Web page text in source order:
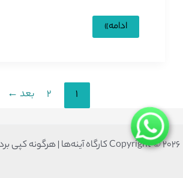
شیشه
خم
ادامه»
1
2 بعد ←
Copyright © 2026 کارگاه آینه‌ها | هرگونه کپی برداری پیگرد قانونی دارد.